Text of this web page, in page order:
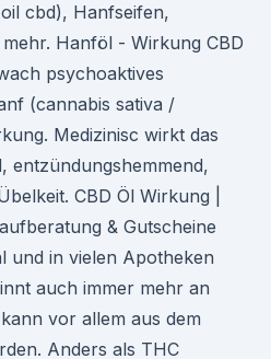
cbd), Hanfseifen,
Hanföl - Wirkung CBD
psychoaktives
(cannabis sativa /
Medizinisc wirkt das
entzündungshemmend,
CBD Öl Wirkung |
& Gutscheine
und in vielen Apotheken
auch immer mehr an
vor allem aus dem
Anders als THC